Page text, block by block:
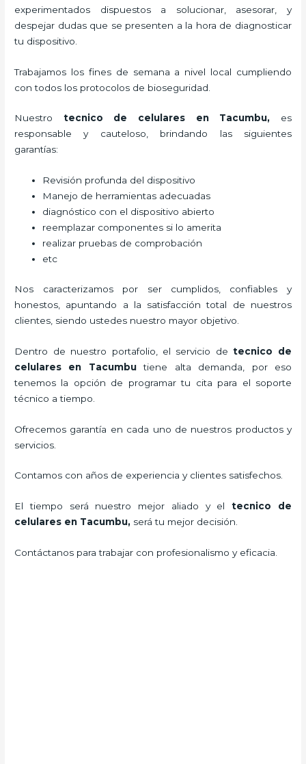
experimentados dispuestos a solucionar, asesorar, y
despejar dudas que se presenten a la hora de diagnosticar
tu dispositivo.
Trabajamos los fines de semana a nivel local cumpliendo
con todos los protocolos de bioseguridad.
Nuestro tecnico de celulares en Tacumbu, es
responsable y cauteloso, brindando las siguientes
garantías:
Revisión profunda del dispositivo
Manejo de herramientas adecuadas
diagnóstico con el dispositivo abierto
reemplazar componentes si lo amerita
realizar pruebas de comprobación
etc
Nos caracterizamos por ser cumplidos, confiables y
honestos, apuntando a la satisfacción total de nuestros
clientes, siendo ustedes nuestro mayor objetivo.
Dentro de nuestro portafolio, el servicio detecnico de
celulares en Tacumbutiene alta demanda, por eso
tenemos la opción de programar tu cita para el soporte
técnico a tiempo.
Ofrecemos garantía en cada uno de nuestros productos y
servicios.
Contamos con años de experiencia y clientes satisfechos.
El tiempo será nuestro mejor aliado y eltecnico de
celulares en Tacumbu, será tu mejor decisión.
Contáctanos para trabajar con profesionalismo y eficacia.